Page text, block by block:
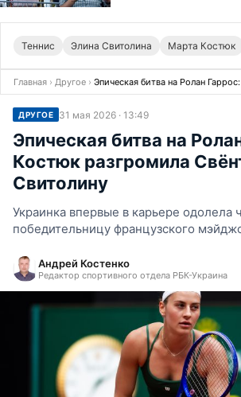
Теннис Элина Свитолина Марта Костюк
Главная › Другое › Эпическая битва на Ролан
ДРУГОЕ 31 мая 2026 · 13:49
Эпическая битва на
Костюк разгромила
Свитолину
Украинка впервые в карьере одолела
победительницу французского
Андрей Костенко
Редактор спортивного отдела РБК-Украина